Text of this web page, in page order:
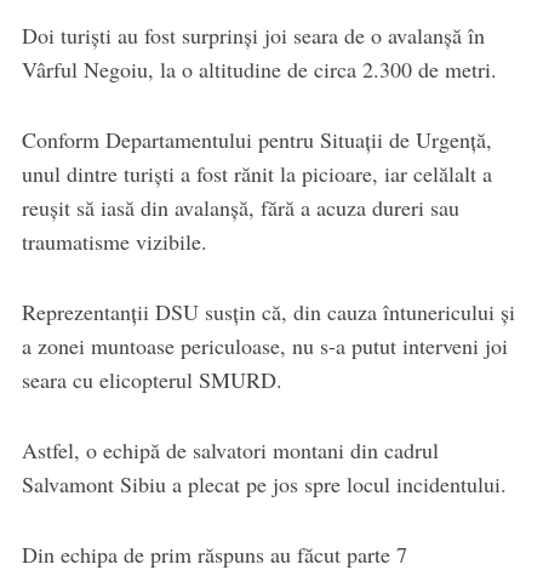
Doi turiști au fost surprinși joi seara de o avalanșă în
Vârful Negoiu, la o altitudine de circa 2.300 de metri.
Conform Departamentului pentru Situații de Urgență,
unul dintre turiști a fost rănit la picioare, iar celălalt a
reușit să iasă din avalanșă, fără a acuza dureri sau
traumatisme vizibile.
Reprezentanții DSU susțin că, din cauza întunericului și
a zonei muntoase periculoase, nu s-a putut interveni joi
seara cu elicopterul SMURD.
Astfel, o echipă de salvatori montani din cadrul
Salvamont Sibiu a plecat pe jos spre locul incidentului.
Din echipa de prim răspuns au făcut parte 7